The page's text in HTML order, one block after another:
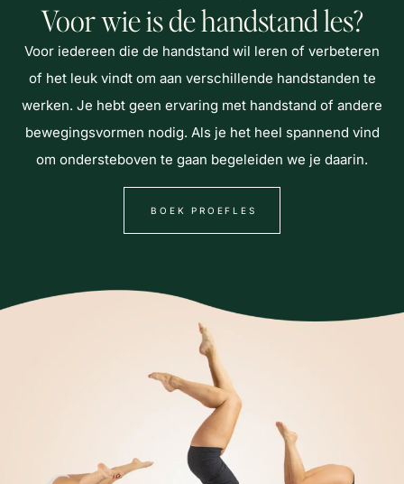
Voor wie is de handstand les?
Voor iedereen die de handstand wil leren of verbeteren
of het leuk vindt om aan verschillende handstanden te
werken. Je hebt geen ervaring met handstand of andere
bewegingsvormen nodig. Als je het heel spannend vind
om ondersteboven te gaan begeleiden we je daarin.
BOEK PROEFLES